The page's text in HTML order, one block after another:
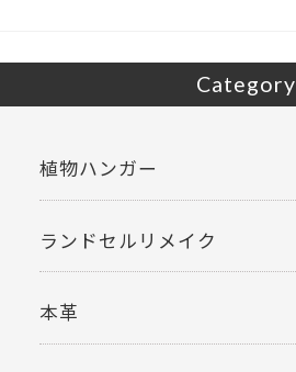
Category
植物ハンガー
ランドセルリメイク
本革